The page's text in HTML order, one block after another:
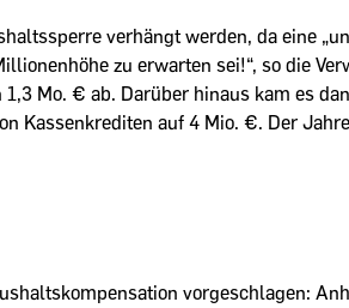
verhängt werden, da eine
zu erwarten sei!“, so die
Mo. € ab. Darüber hinaus kam es
Kassenkrediten auf 4 Mio. €. Der
vorgeschlagen: